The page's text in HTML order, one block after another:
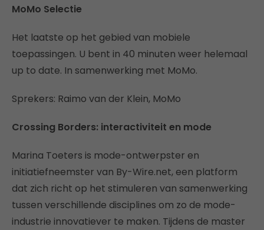
MoMo Selectie
Het laatste op het gebied van mobiele
toepassingen. U bent in 40 minuten weer helemaal
up to date. In samenwerking met MoMo.
Sprekers: Raimo van der Klein, MoMo
Crossing Borders: interactiviteit en mode
Marina Toeters is mode-ontwerpster en
initiatiefneemster van By-Wire.net, een platform
dat zich richt op het stimuleren van samenwerking
tussen verschillende disciplines om zo de mode-
industrie innovatiever te maken. Tijdens de master